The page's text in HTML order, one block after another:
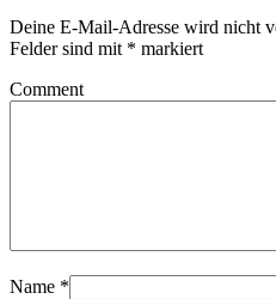
Deine E-Mail-Adresse wird nicht
Felder sind mit * markiert
Comment
Name *